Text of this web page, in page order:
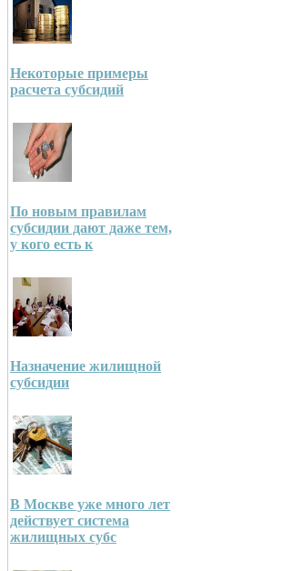
Некоторые примеры
расчета субсидий
По новым правилам
субсидии дают даже тем,
у кого есть к
Назначение жилищной
субсидии
В Москве уже много лет
действует система
жилищных субс